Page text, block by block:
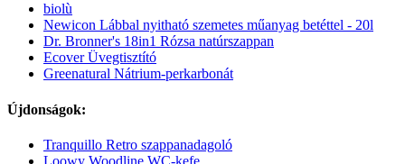
biolù
Newicon Lábbal nyitható szemetes műanyag betéttel - 20l
Dr. Bronner's 18in1 Rózsa natúrszappan
Ecover Üvegtisztító
Greenatural Nátrium-perkarbonát
Újdonságok:
Tranquillo Retro szappanadagoló
Loowy Woodline WC-kefe